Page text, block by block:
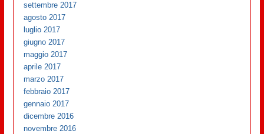
settembre 2017
agosto 2017
luglio 2017
giugno 2017
maggio 2017
aprile 2017
marzo 2017
febbraio 2017
gennaio 2017
dicembre 2016
novembre 2016